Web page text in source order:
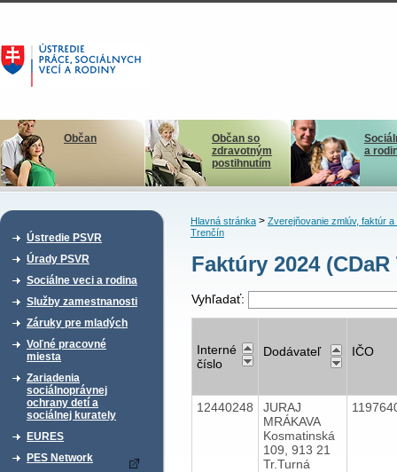
Občan
Občan so
zdravotným
postihnutím
a
Ústredie PSVR
Úrady PSVR
Sociálne veci a rodina
Služby zamestnanosti
Záruky pre mladých
Voľné pracovné
miesta
Zariadenia
sociálnoprávnej
ochrany detí a
sociálnej kurately
EURES
PES Network
Hlavná stránka> Zverejňovanie zmlúv, faktúr a
Trenčín
Faktúry 2024
Vyhľadať:
Interné
číslo
Dodávateľ IČO
12440248
JURAJ
MRÁKAVA
Kosmatinská
109, 913 21
Tr.Turná